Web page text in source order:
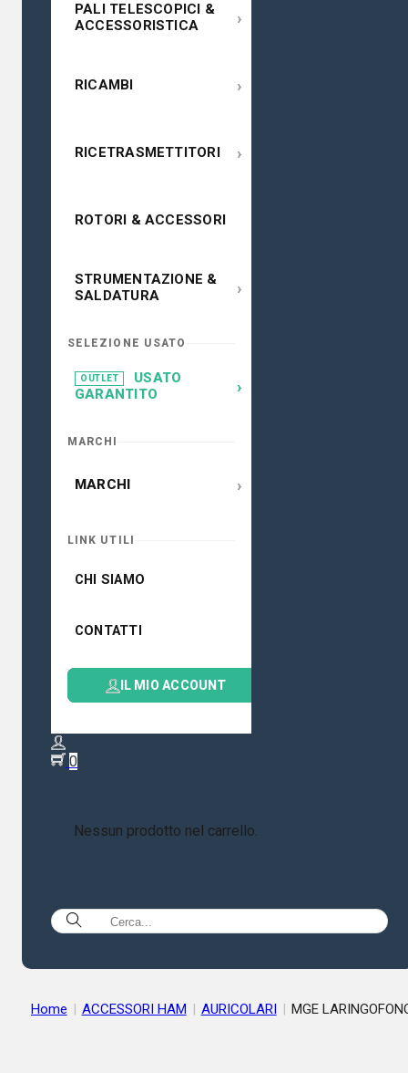
PALI TELESCOPICI &
ACCESSORISTICA
›
RICAMBI ›
RICETRASMETTITORI ›
ROTORI & ACCESSORI
STRUMENTAZIONE &
SALDATURA
›
SELEZIONE USATO
OUTLET
USATO
GARANTITO
›
MARCHI
MARCHI ›
LINK UTILI
CHI SIAMO
CONTATTI
IL MIO ACCOUNT
0
Nessun prodotto nel carrello.
Home | ACCESSORI HAM | AURICOLARI | MGE LARINGOFONO